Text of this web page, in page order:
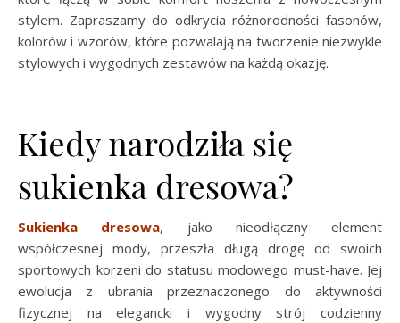
stylem. Zapraszamy do odkrycia różnorodności fasonów,
kolorów i wzorów, które pozwalają na tworzenie niezwykle
stylowych i wygodnych zestawów na każdą okazję.
Kiedy narodziła się
sukienka dresowa?
Sukienka dresowa, jako nieodłączny element
współczesnej mody, przeszła długą drogę od swoich
sportowych korzeni do statusu modowego must-have. Jej
ewolucja z ubrania przeznaczonego do aktywności
fizycznej na elegancki i wygodny strój codzienny